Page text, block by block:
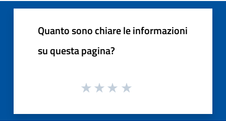
Quanto sono chiare le informazioni
su questa pagina?